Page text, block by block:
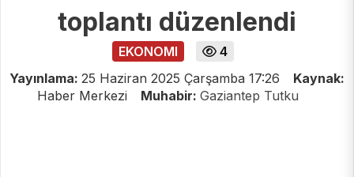
toplantı düzenlendi
EKONOMI
4
Yayınlama: 25 Haziran 2025 Çarşamba 17:26
Kaynak:
Haber Merkezi
Muhabir: Gaziantep Tutku